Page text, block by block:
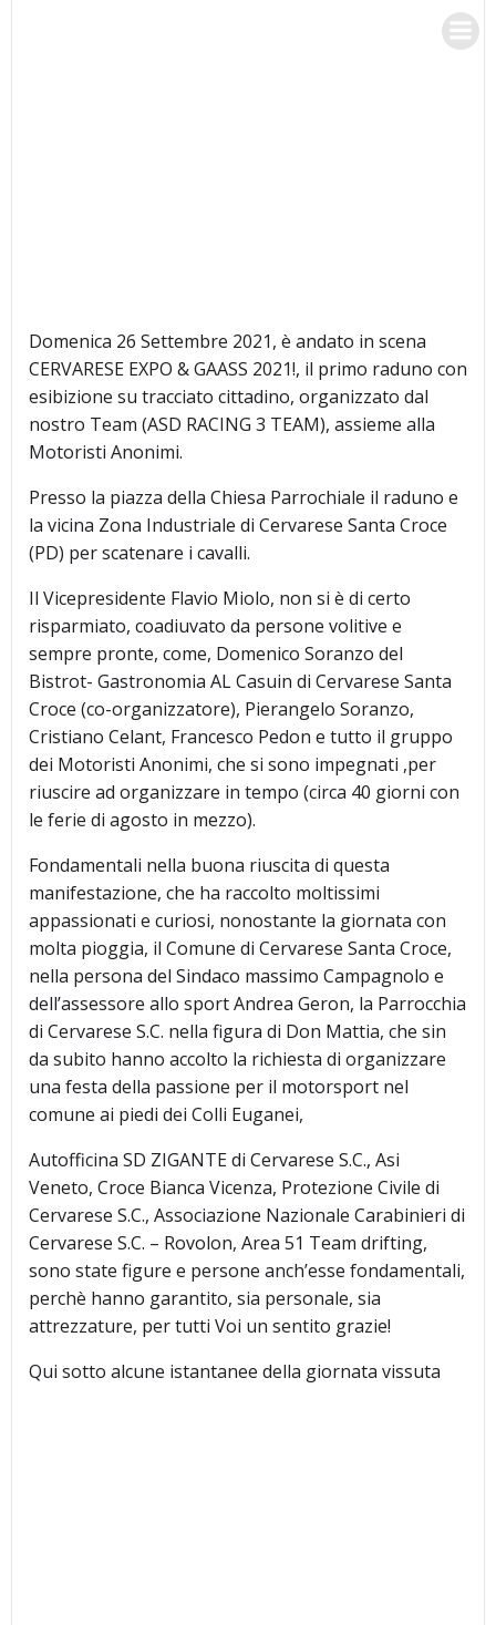
Domenica 26 Settembre 2021, è andato in scena
CERVARESE EXPO & GAASS 2021!, il primo raduno con
esibizione su tracciato cittadino, organizzato dal
nostro Team (ASD RACING 3 TEAM), assieme alla
Motoristi Anonimi.
Presso la piazza della Chiesa Parrochiale il raduno e
la vicina Zona Industriale di Cervarese Santa Croce
(PD) per scatenare i cavalli.
Il Vicepresidente Flavio Miolo, non si è di certo
risparmiato, coadiuvato da persone volitive e
sempre pronte, come, Domenico Soranzo del
Bistrot- Gastronomia AL Casuin di Cervarese Santa
Croce (co-organizzatore), Pierangelo Soranzo,
Cristiano Celant, Francesco Pedon e tutto il gruppo
dei Motoristi Anonimi, che si sono impegnati ,per
riuscire ad organizzare in tempo (circa 40 giorni con
le ferie di agosto in mezzo).
Fondamentali nella buona riuscita di questa
manifestazione, che ha raccolto moltissimi
appassionati e curiosi, nonostante la giornata con
molta pioggia, il Comune di Cervarese Santa Croce,
nella persona del Sindaco massimo Campagnolo e
dell’assessore allo sport Andrea Geron, la Parrocchia
di Cervarese S.C. nella figura di Don Mattia, che sin
da subito hanno accolto la richiesta di organizzare
una festa della passione per il motorsport nel
comune ai piedi dei Colli Euganei,
Autofficina SD ZIGANTE di Cervarese S.C., Asi
Veneto, Croce Bianca Vicenza, Protezione Civile di
Cervarese S.C., Associazione Nazionale Carabinieri di
Cervarese S.C. – Rovolon, Area 51 Team drifting,
sono state figure e persone anch’esse fondamentali,
perchè hanno garantito, sia personale, sia
attrezzature, per tutti Voi un sentito grazie!
Qui sotto alcune istantanee della giornata vissuta